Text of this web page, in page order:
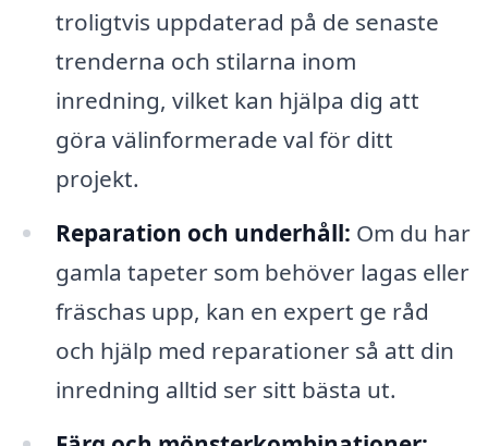
troligtvis uppdaterad på de senaste
trenderna och stilarna inom
inredning, vilket kan hjälpa dig att
göra välinformerade val för ditt
projekt.
Reparation och underhåll: Om du har
gamla tapeter som behöver lagas eller
fräschas upp, kan en expert ge råd
och hjälp med reparationer så att din
inredning alltid ser sitt bästa ut.